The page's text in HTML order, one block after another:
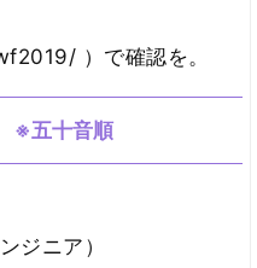
）で確認を。
※五十音順
ジニア）